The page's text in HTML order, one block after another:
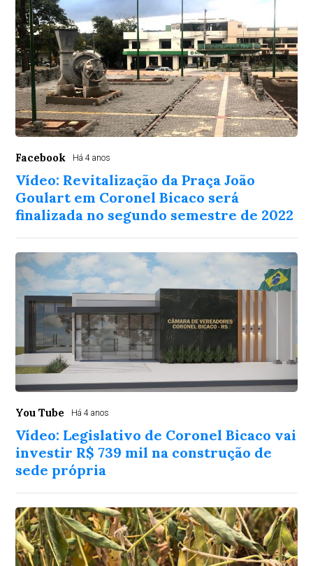
Facebook Há 4 anos
Vídeo: Revitalização da Praça João
Goulart em Coronel Bicaco será
finalizada no segundo semestre de 2022
You Tube Há 4 anos
Vídeo: Legislativo de Coronel Bicaco vai
investir R$ 739 mil na construção de
sede própria